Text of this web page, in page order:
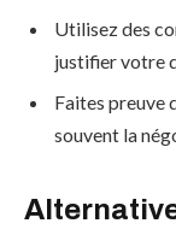
Utilisez des
justifier votre
Faites preuve
souvent la